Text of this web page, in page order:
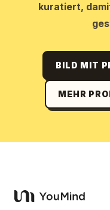
kuratiert,
BILD MIT
MEHR